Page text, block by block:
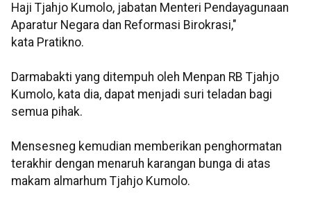
Haji Tjahjo Kumolo, jabatan Menteri Pendayagunaan
Aparatur Negara dan Reformasi Birokrasi,"
kata Pratikno.
Darmabakti yang ditempuh oleh Menpan RB Tjahjo
Kumolo, kata dia, dapat menjadi suri teladan bagi
semua pihak.
Mensesneg kemudian memberikan penghormatan
terakhir dengan menaruh karangan bunga di atas
makam almarhum Tjahjo Kumolo.